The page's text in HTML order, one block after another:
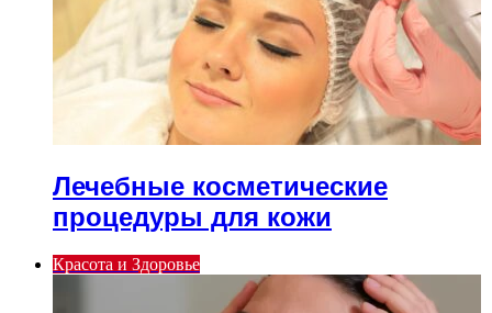
Лечебные косметические
процедуры для кожи
Красота и Здоровье